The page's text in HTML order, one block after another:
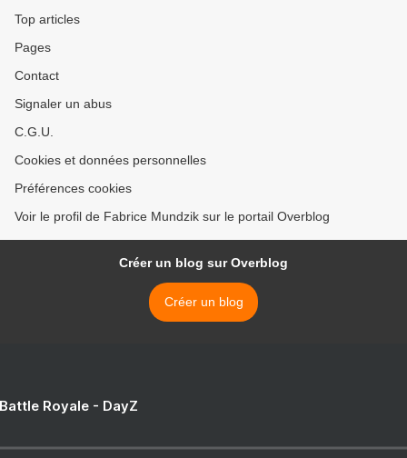
Top articles
Pages
Contact
Signaler un abus
C.G.U.
Cookies et données personnelles
Préférences cookies
Voir le profil de Fabrice Mundzik sur le portail Overblog
Créer un blog sur Overblog
Créer un blog
Royale - DayZ